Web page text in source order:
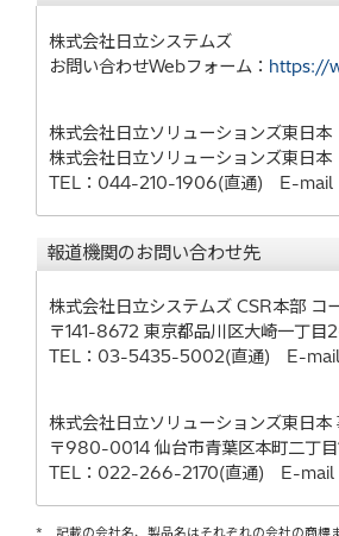
株式会社日立システムズ
お問い合わせWebフォーム： https://
株式会社日立ソリューションズ東日本
株式会社日立ソリューションズ東日
TEL：044-210-1906(直通) E-
報道機関のお問い合わせ先
株式会社日立システムズ CSR本部 コ
〒141-8672 東京都品川区大崎一丁目2
TEL：03-5435-5002(直通) E-
株式会社日立ソリューションズ東日
〒980-0014 仙台市青葉区本町二丁目
TEL：022-266-2170(直通) E-
* 記載の会社名、製品名はそれぞれの会社の商標